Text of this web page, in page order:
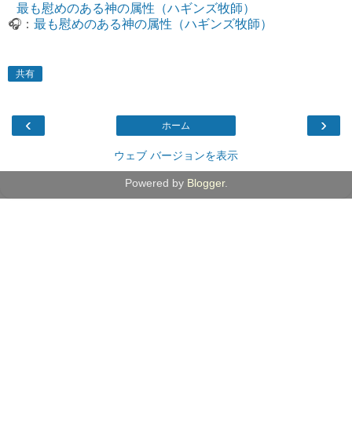
最も慰めのある神の属性（ハギンズ牧師）
🎧： 最も慰めのある神の属性（ハギンズ牧師）
共有
‹ ›
ホーム
ウェブ バージョンを表示
Powered by Blogger.